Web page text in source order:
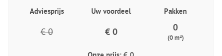
Adviesprijs Uw voordeel Pakken
€ 0 € 0 0
(0 m²)